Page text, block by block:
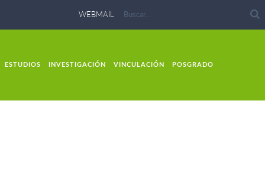
WEBMAIL
ESTUDIOS INVESTIGACIÓN VINCULACIÓN POSGRADO